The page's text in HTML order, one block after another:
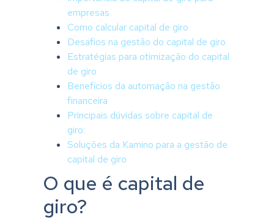
empresas
Como calcular capital de giro
Desafios na gestão do capital de giro
Estratégias para otimização do capital
de giro
Benefícios da automação na gestão
financeira
Principais dúvidas sobre capital de
giro:
Soluções da Kamino para a gestão de
capital de giro
O que é capital de
giro?